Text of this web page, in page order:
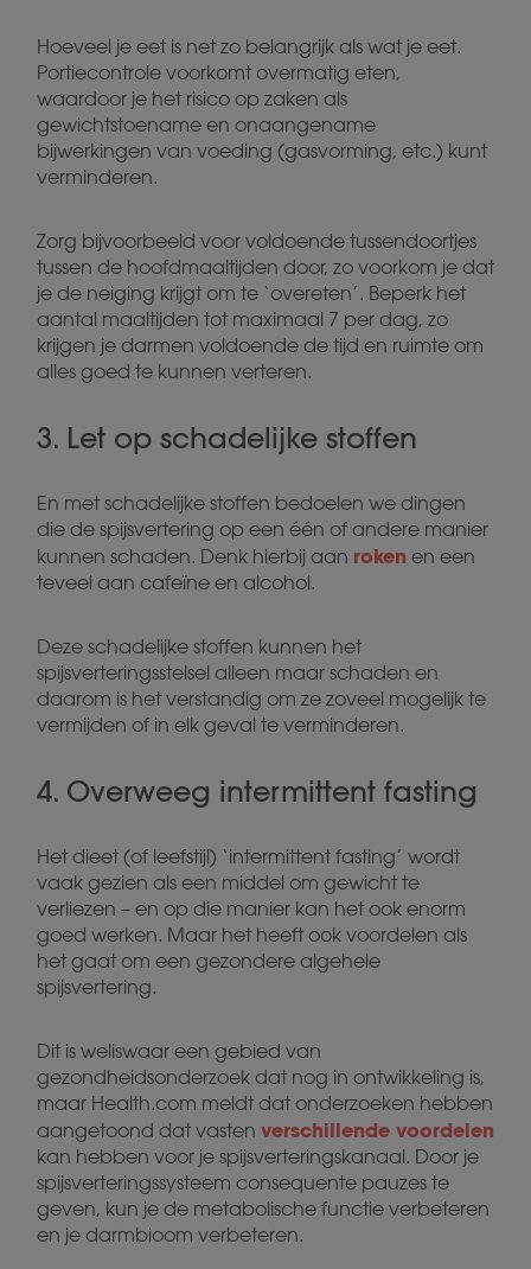
Hoeveel je eet is net zo belangrijk als wat je eet.
Portiecontrole voorkomt overmatig eten,
waardoor je het risico op zaken als
gewichtstoename en onaangename
bijwerkingen van voeding (gasvorming, etc.) kunt
verminderen.
Zorg bijvoorbeeld voor voldoende tussendoortjes
tussen de hoofdmaaltijden door, zo voorkom je dat
je de neiging krijgt om te ‘overeten’. Beperk het
aantal maaltijden tot maximaal 7 per dag, zo
krijgen je darmen voldoende de tijd en ruimte om
alles goed te kunnen verteren.
3. Let op schadelijke stoffen
En met schadelijke stoffen bedoelen we dingen
die de spijsvertering op een één of andere manier
kunnen schaden. Denk hierbij aan roken en een
teveel aan cafeïne en alcohol.
Deze schadelijke stoffen kunnen het
spijsverteringsstelsel alleen maar schaden en
daarom is het verstandig om ze zoveel mogelijk te
vermijden of in elk geval te verminderen.
4. Overweeg intermittent fasting
Het dieet (of leefstijl) ‘intermittent fasting’ wordt
vaak gezien als een middel om gewicht te
verliezen – en op die manier kan het ook enorm
goed werken. Maar het heeft ook voordelen als
het gaat om een gezondere algehele
spijsvertering.
Dit is weliswaar een gebied van
gezondheidsonderzoek dat nog in ontwikkeling is,
maar Health.com meldt dat onderzoeken hebben
aangetoond dat vasten verschillende voordelen
kan hebben voor je spijsverteringskanaal. Door je
spijsverteringssysteem consequente pauzes te
geven, kun je de metabolische functie verbeteren
en je darmbioom verbeteren.